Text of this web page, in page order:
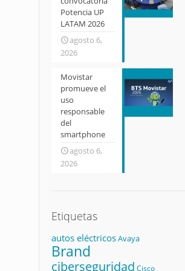
Potencia UP
LATAM 2026
agosto 6,
2026
Movistar
promueve el
uso
responsable
del
smartphone
agosto 6,
2026
Etiquetas
autos eléctricosAvaya
Brand
ciberseguridad Cisco